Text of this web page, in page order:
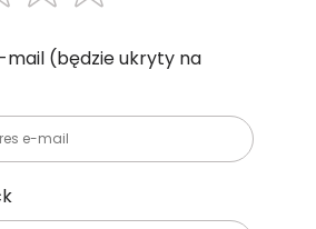
mail (będzie ukryty na